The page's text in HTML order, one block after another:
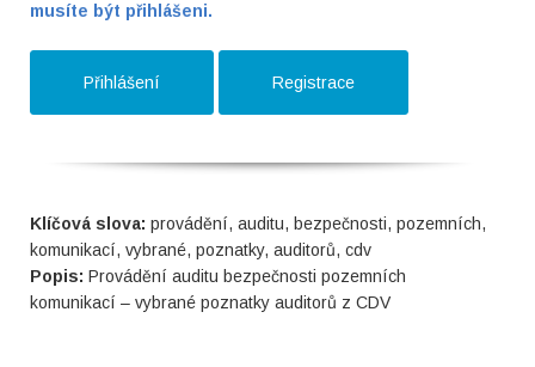
musíte být přihlášeni.
Přihlášení Registrace
Klíčová slova: provádění, auditu, bezpečnosti, pozemních,
komunikací, vybrané, poznatky, auditorů, cdv
Popis: Provádění auditu bezpečnosti pozemních
komunikací – vybrané poznatky auditorů z CDV